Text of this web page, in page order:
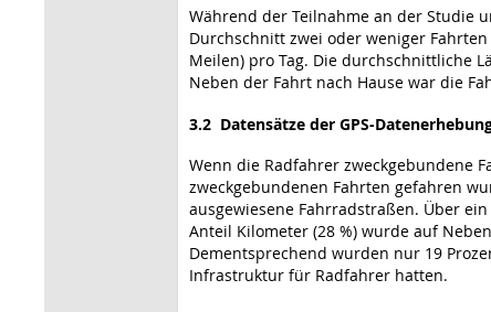
Während der Teilnahme an der Studie
Durchschnitt zwei oder weniger
Meilen) pro Tag. Die durchschnittliche
Neben der Fahrt nach Hause war die
3.2 Datensätze der GPS-
Wenn die Radfahrer zweckgebundene
zweckgebundenen Fahrten gefahren
ausgewiesene Fahrradstraßen. Über
Anteil Kilometer (28 %) wurde auf
Dementsprechend wurden nur 19
Infrastruktur für Radfahrer hatten.